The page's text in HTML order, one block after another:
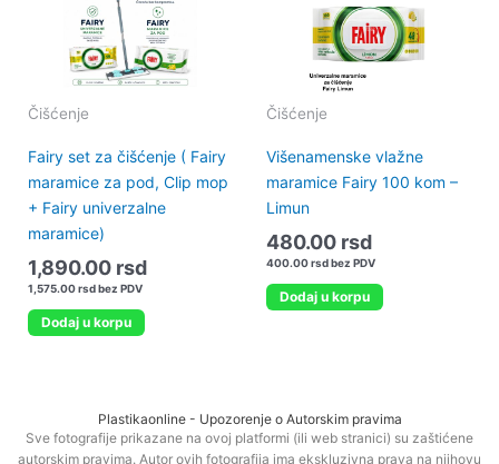
Čišćenje
Fairy set za čišćenje ( Fairy
maramice za pod, Clip mop
+ Fairy univerzalne
maramice)
1,890.00 rsd
1,575.00rsdbez PDV
Dodaj u korpu
Čišćenje
Višenamenske vlažne
maramice Fairy 100 kom –
Limun
480.00 rsd
400.00rsdbez PDV
Dodaj u korpu
Plastikaonline - Upozorenje o Autorskim pravima
Sve fotografije prikazane na ovoj platformi (ili web stranici) su zaštićene
autorskim pravima. Autor ovih fotografija ima ekskluzivna prava na njihovu